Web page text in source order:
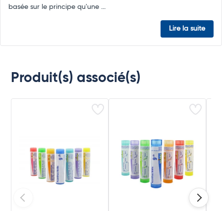
basée sur le principe qu'une ...
Lire la suite
Produit(s) associé(s)